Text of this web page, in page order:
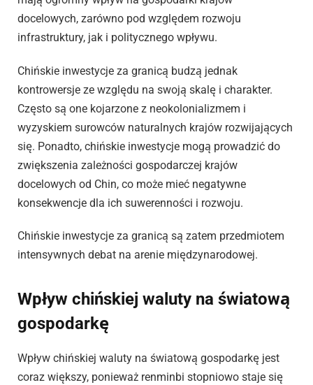
docelowych, zarówno pod względem rozwoju
infrastruktury, jak i politycznego wpływu.
Chińskie inwestycje za granicą budzą jednak
kontrowersje ze względu na swoją skalę i charakter.
Często są one kojarzone z neokolonializmem i
wyzyskiem surowców naturalnych krajów rozwijających
się. Ponadto, chińskie inwestycje mogą prowadzić do
zwiększenia zależności gospodarczej krajów
docelowych od Chin, co może mieć negatywne
konsekwencje dla ich suwerenności i rozwoju.
Chińskie inwestycje za granicą są zatem przedmiotem
intensywnych debat na arenie międzynarodowej.
Wpływ chińskiej waluty na światową
gospodarkę
Wpływ chińskiej waluty na światową gospodarkę jest
coraz większy, ponieważ renminbi stopniowo staje się